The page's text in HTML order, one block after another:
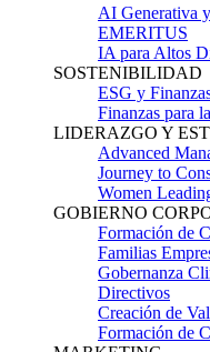
AI Generativa
EMERITUS
IA para Altos
SOSTENIBILIDAD
ESG y
Finanzas para
LIDERAZGO Y
Advanced
Journey to
Women
GOBIERNO
Formación de
Familias
Gobernanza
Directivos
Creación de
Formación de